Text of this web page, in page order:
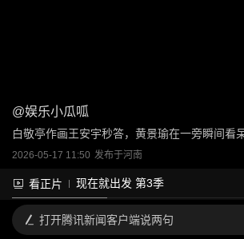
@娱乐小瓜呱
白敬亭作画王安宇秒答，黄景瑜在一旁瞬间看
2026-05-17 11:50 发布于河南
看正片 现在就出发 第3季
打开腾讯新闻客户端说两句